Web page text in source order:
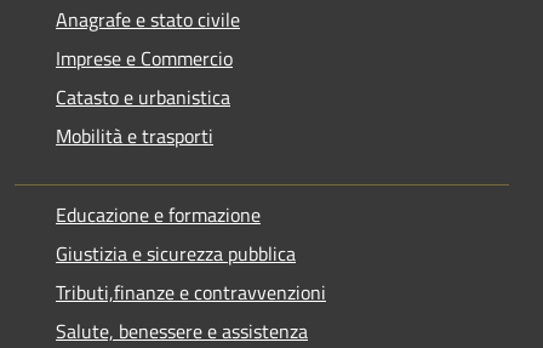
Anagrafe e stato civile
Imprese e Commercio
Catasto e urbanistica
Mobilità e trasporti
Educazione e formazione
Giustizia e sicurezza pubblica
Tributi,finanze e contravvenzioni
Salute, benessere e assistenza